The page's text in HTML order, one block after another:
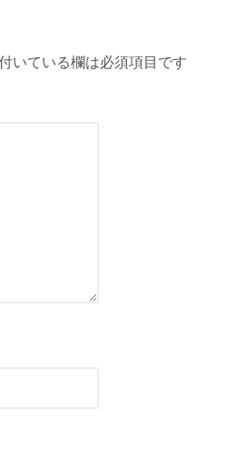
いている欄は必須項目です